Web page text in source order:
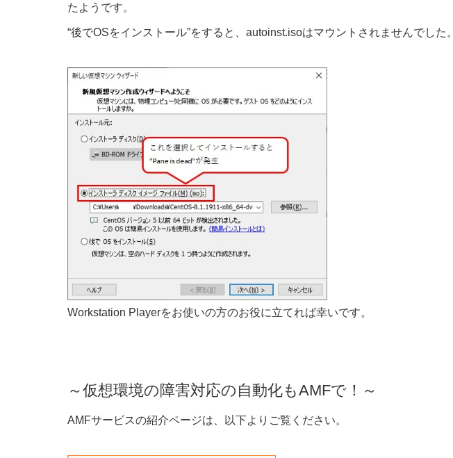
たようです。
“後でOSをインストール”をすると、autoinst.isoはマウントされませんでした。
Workstation Playerをお使いの方のお役に立てれば幸いです。
～仮想環境の障害対応の自動化もAMFで！～
AMFサービスの紹介ページは、以下よりご覧ください。